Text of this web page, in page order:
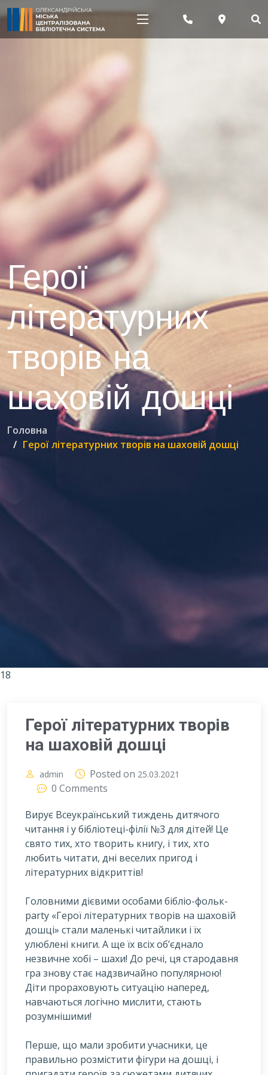
Герої
літературних
творів на
шаховій дошці
Головна
Герої літературних творів на шаховій дошці
18
Герої літературних творів
на шаховій дошці
admin Posted on 25.03.2021
0 Comments
Вирує Всеукраїнський тиждень дитячого
читання і у бібліотеці-філії №3 для дітей! Це
свято тих, хто творить книгу, і тих, хто
любить читати, дні веселих пригод і
літературних відкриттів!
Головними дієвими особами бібліо-фольк-
party «Герої літературних творів на шаховій
дошці» стали маленькі читайлики і їх
улюблені книги. А ще їх всіх об’єднало
незвичне хобі – шахи! До речі, ця стародавня
гра знову стає надзвичайно популярною!
Діти прораховують ситуацію наперед,
навчаються логічно мислити, стають
розумнішими!
Перше, що мали зробити учасники, це
правильно розмістити фігури на дошці, і